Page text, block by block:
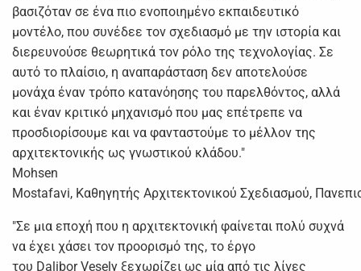
βασιζόταν σε ένα πιο ενοποιημένο εκπαιδευτικό
μοντέλο, που συνέδεε τον σχεδιασμό με την ιστορία και
διερευνούσε θεωρητικά τον ρόλο της τεχνολογίας. Σε
αυτό το πλαίσιο, η αναπαράσταση δεν αποτελούσε
μονάχα έναν τρόπο κατανόησης του παρελθόντος, αλλά
και έναν κριτικό μηχανισμό που μας επέτρεπε να
προσδιορίσουμε και να φανταστούμε το μέλλον της
αρχιτεκτονικής ως γνωστικού κλάδου."
Mohsen
Mostafavi, Καθηγητής Αρχιτεκτονικού Σχεδιασμού,
"Σε μια εποχή που η αρχιτεκτονική φαίνεται πολύ συχνά
να έχει χάσει τον προορισμό της, το έργο
του Dalibor Vesely ξεχωρίζει ως μία από τις λίγες